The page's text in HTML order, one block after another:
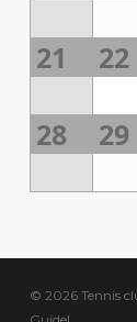
21 22
28 29
© 2026 Tennis